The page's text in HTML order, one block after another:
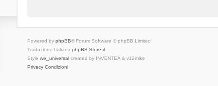
Powered by phpBB® Forum Software © phpBB Limited
Traduzione Italiana phpBB-Store.it
Style we_universalcreated by INVENTEA & v12mike
Privacy Condizioni